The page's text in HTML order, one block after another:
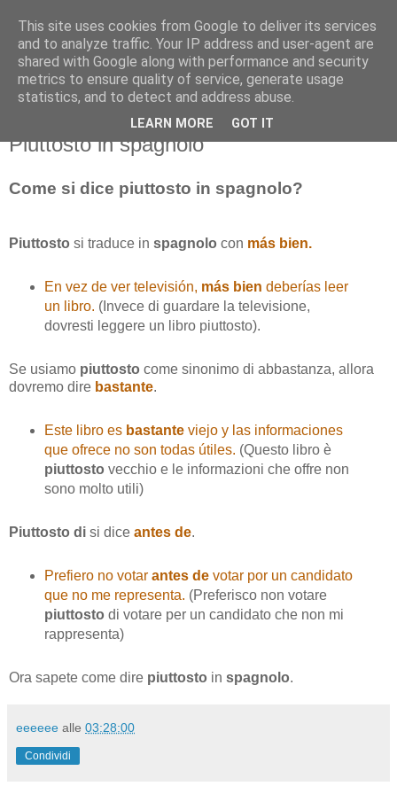
martedì 15 dicembre 2015
Piuttosto in spagnolo
Come si dice piuttosto in spagnolo?
Piuttosto si traduce in spagnolo con más bien.
En vez de ver televisión, más bien deberías leer
un libro. (Invece di guardare la televisione,
dovresti leggere un libro piuttosto).
Se usiamo piuttosto come sinonimo di abbastanza, allora
dovremo dire bastante.
Este libro es bastante viejo y las informaciones
que ofrece no son todas útiles. (Questo libro è
piuttosto vecchio e le informazioni che offre non
sono molto utili)
Piuttosto di si dice antes de.
Prefiero no votar antes de votar por un candidato
que no me representa. (Preferisco non votare
piuttosto di votare per un candidato che non mi
rappresenta)
Ora sapete come dire piuttosto in spagnolo.
eeeeee alle 03:28:00
Condividi
This site uses cookies from Google to deliver its services
and to analyze traffic. Your IP address and user-agent are
shared with Google along with performance and security
metrics to ensure quality of service, generate usage
statistics, and to detect and address abuse.
LEARN MORE GOT IT